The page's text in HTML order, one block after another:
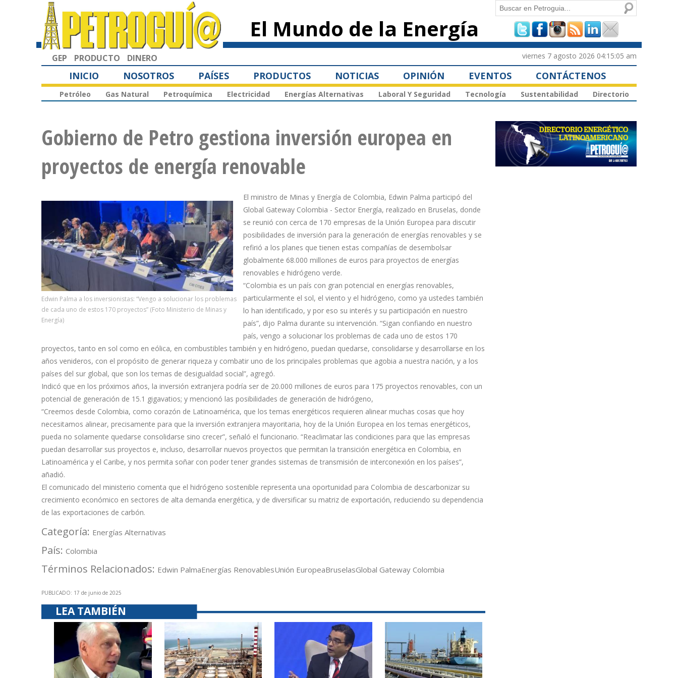
principal
El Mundo de la Energía
Formulario de
búsqueda
Buscar
GEP PRODUCTO DINERO viernes 7 agosto 2026 04:15:05 am
INICIO NOSOTROS PAÍSES PRODUCTOS NOTICIAS OPINIÓN EVENTOS CONTÁCTENOS
Petróleo Gas Natural Petroquímica Electricidad Energías Alternativas Laboral Y Seguridad Tecnología Sustentabilidad Directorio
Gobierno de Petro gestiona inversión europea en
proyectos de energía renovable
Edwin Palma a los inversionistas: “Vengo a solucionar los problemas
de cada uno de estos 170 proyectos” (Foto Ministerio de Minas y
Energía)
El ministro de Minas y Energía de Colombia, Edwin Palma participó del
Global Gateway Colombia - Sector Energía, realizado en Bruselas, donde
se reunió con cerca de 170 empresas de la Unión Europea para discutir
posibilidades de inversión para la generación de energías renovables y se
refirió a los planes que tienen estas compañías de desembolsar
globalmente 68.000 millones de euros para proyectos de energías
renovables e hidrógeno verde.
“Colombia es un país con gran potencial en energías renovables,
particularmente el sol, el viento y el hidrógeno, como ya ustedes también
lo han identificado, y por eso su interés y su participación en nuestro
país”, dijo Palma durante su intervención. “Sigan confiando en nuestro
país, vengo a solucionar los problemas de cada uno de estos 170
proyectos, tanto en sol como en eólica, en combustibles también y en hidrógeno, puedan quedarse, consolidarse y desarrollarse en los
años venideros, con el propósito de generar riqueza y combatir uno de los principales problemas que agobia a nuestra nación, y a los
países del sur global, que son los temas de desigualdad social”, agregó.
Indicó que en los próximos años, la inversión extranjera podría ser de 20.000 millones de euros para 175 proyectos renovables, con un
potencial de generación de 15.1 gigavatios; y mencionó las posibilidades de generación de hidrógeno,
“Creemos desde Colombia, como corazón de Latinoamérica, que los temas energéticos requieren alinear muchas cosas que hoy
necesitamos alinear, precisamente para que la inversión extranjera mayoritaria, hoy de la Unión Europea en los temas energéticos,
pueda no solamente quedarse consolidarse sino crecer”, señaló el funcionario. “Reaclimatar las condiciones para que las empresas
puedan desarrollar sus proyectos e, incluso, desarrollar nuevos proyectos que permitan la transición energética en Colombia, en
Latinoamérica y el Caribe, y nos permita soñar con poder tener grandes sistemas de transmisión de interconexión en los países”,
añadió.
El comunicado del ministerio comenta que el hidrógeno sostenible representa una oportunidad para Colombia de descarbonizar su
crecimiento económico en sectores de alta demanda energética, y de diversificar su matriz de exportación, reduciendo su dependencia
de las exportaciones de carbón.
Categoría: Energías Alternativas
País: Colombia
Términos Relacionados: Edwin PalmaEnergías RenovablesUnión EuropeaBruselasGlobal Gateway Colombia
PUBLICADO: 17 de junio de 2025
LEA TAMBIÉN